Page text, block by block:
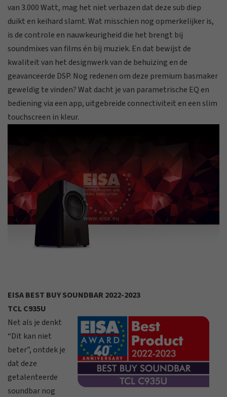
van 3.000 Watt, mag het niet verbazen dat deze sub diep
duikt en keihard slamt. Wat misschien nog opmerkelijker is,
is de controle en nauwkeurigheid die het brengt bij
soundmixes van films én bij muziek. En dat bewijst de
kwaliteit van het designwerk van de behuizing en de
geavanceerde DSP. Nog redenen om deze premium basmaker
geweldig te vinden? Wat dacht je van parametrische EQ en
bediening via een app, uitgebreide connectiviteit en een slim
touchscreen in kleur.
EISA BEST BUY SOUNDBAR 2022-2023
TCL C935U
Net als je denkt
“Dit kan niet
beter”, ontdek je
dat deze
getalenteerde
soundbar nog